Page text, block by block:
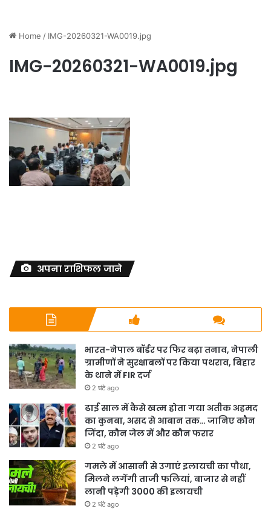
Home / IMG-20260321-WA0019.jpg
IMG-20260321-WA0019.jpg
अपना राशिफल जाने
भारत-नेपाल बॉर्डर पर फिर बढ़ा तनाव, नेपाली
ग्रामीणों ने सुरक्षाबलों पर किया पथराव, बिहार
के थाने में FIR दर्ज
2 घंटे ago
ढाई साल में कैसे खत्म होता गया अतीक अहमद
का कुनबा, असद से आबान तक… जानिए कौन
जिंदा, कौन जेल में और कौन फरार
2 घंटे ago
गमले में आसानी से उगाएं इलायची का पौधा,
मिलने लगेंगी ताजी फलियां, बाजार से नहीं
लानी पड़ेगी 3000 की इलायची
2 घंटे ago